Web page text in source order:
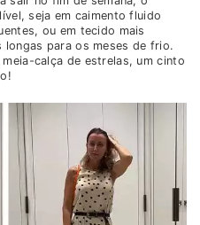
seja em caimento fluido
ou em tecido mais
para os meses de frio.
calça de estrelas, um cinto